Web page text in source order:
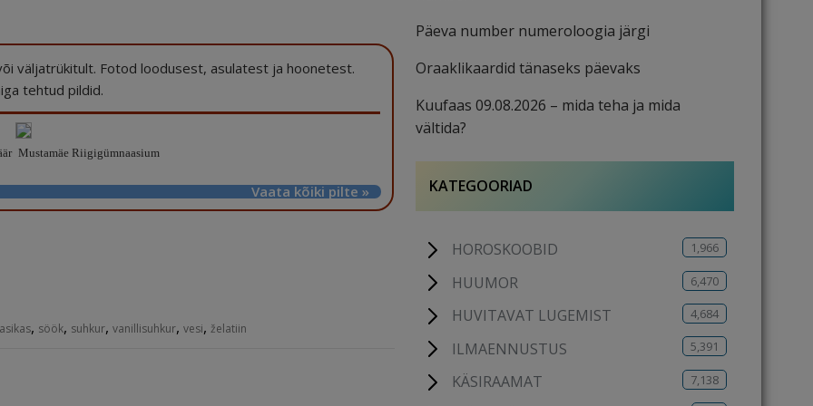
väljatrükitult. Fotod loodusest, asulatest ja hoonetest.
tehtud pildid.
Mustamäe Riigigümnaasium
Vaata kõiki pilte »
, söök, suhkur, vanillisuhkur, vesi, želatiin
Päeva number numeroloogia järgi
Oraaklikaardid tänaseks päevaks
Kuufaas 09.08.2026 – mida teha ja mida
vältida?
KATEGOORIAD
HOROSKOOBID 1,966
HUUMOR 6,470
HUVITAVAT LUGEMIST 4,684
ILMAENNUSTUS 5,391
KÄSIRAAMAT 7,138